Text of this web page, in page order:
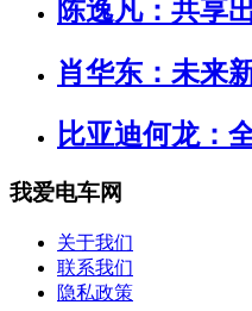
陈逸凡：共享
肖华东：未来
比亚迪何龙：
我爱电车网
关于我们
联系我们
隐私政策